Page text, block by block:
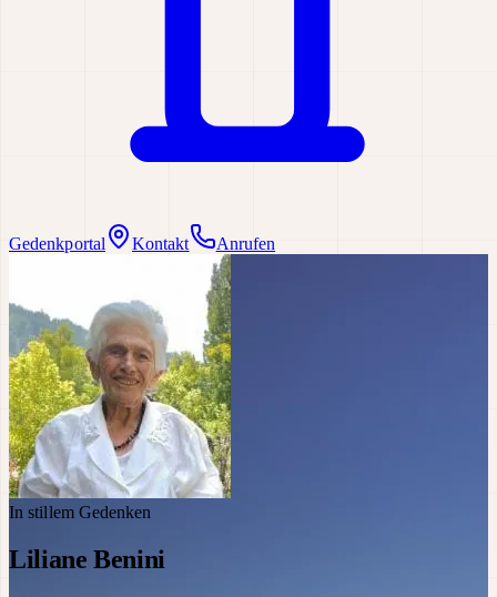
Gedenkportal Kontakt Anrufen
In stillem Gedenken
Liliane Benini